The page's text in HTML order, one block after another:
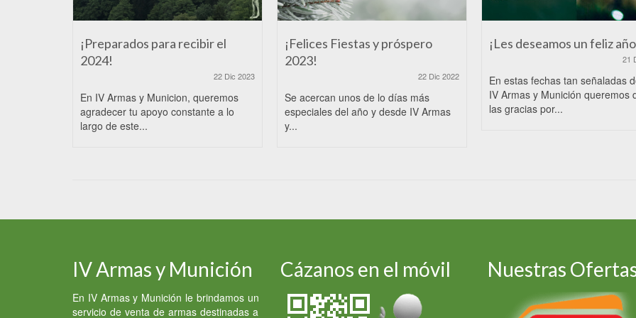
¡Preparados para recibir el
2024!
22 Dic 2023
En IV Armas y Municion, queremos
agradecer tu apoyo constante a lo
largo de este...
¡Felices Fiestas y próspero
2023!
22 Dic 2022
Se acercan unos de lo días más
especiales del año y desde IV Armas
y...
¡Les deseamos un feliz
21
En estas fechas tan señaladas
IV Armas y Munición queremos
las gracias por...
IV Armas y Munición
En IV Armas y Munición le brindamos un
servicio de venta de armas destinadas a
Cázanos en el móvil Nuestras